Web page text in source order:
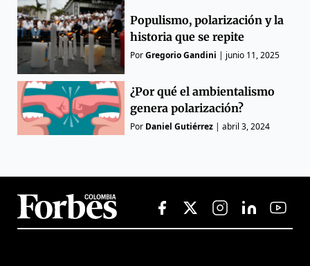
Populismo, polarización y la
historia que se repite
PorGregorio Gandini | junio 11, 2025
¿Por qué el ambientalismo
genera polarización?
Por Daniel Gutiérrez |abril 3, 2024